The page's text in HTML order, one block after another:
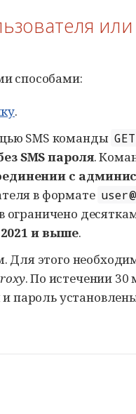
способами:
.
SMS команды
SMS пароля.
с
в формате
ограничено
и выше.
Для этого
. По истечении
и пароль